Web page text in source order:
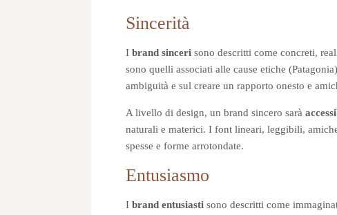
Sincerità
I brand sinceri sono descritti come concreti,
sono quelli associati alle cause etiche
ambiguità e sul creare un rapporto onesto e
A livello di design, un brand sincero sarà
naturali e materici. I font lineari, leggibili,
spesse e forme arrotondate.
Entusiasmo
I brand entusiasti sono descritti come